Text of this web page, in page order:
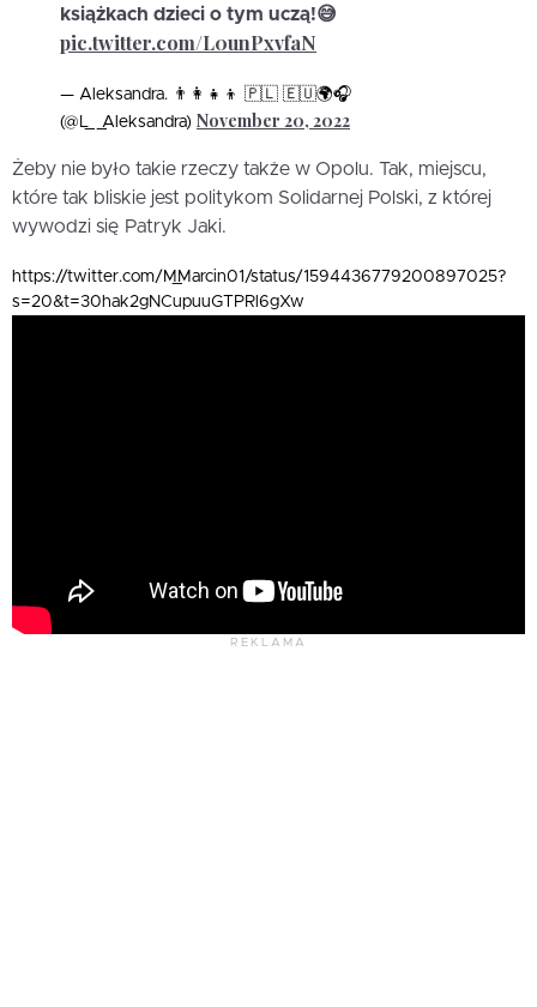
książkach dzieci o tym uczą!😅
pic.twitter.com/L0unPxvfaN
— Aleksandra. 👨‍👩‍👧‍👦 🇵🇱 🇪🇺🌍🎧
(@L__Aleksandra) November 20, 2022
Żeby nie było takie rzeczy także w Opolu. Tak, miejscu,
które tak bliskie jest politykom Solidarnej Polski, z której
wywodzi się Patryk Jaki.
https://twitter.com/M_Marcin01/status/1594436779200897025?
s=20&t=30hak2gNCupuuGTPRl6gXw
REKLAMA